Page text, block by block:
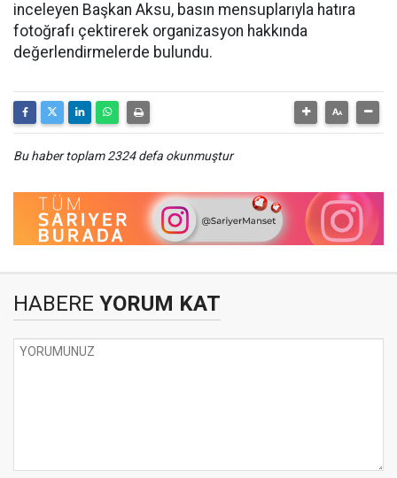
inceleyen Başkan Aksu, basın mensuplarıyla hatıra
fotoğrafı çektirerek organizasyon hakkında
değerlendirmelerde bulundu.
Bu haber toplam 2324 defa okunmuştur
HABERE YORUM KAT